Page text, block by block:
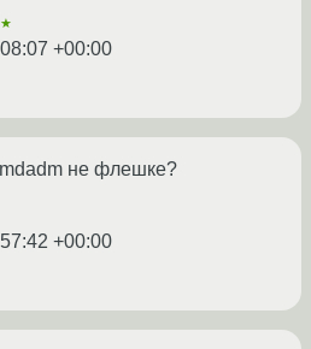
+00:00
не флешке?
+00:00